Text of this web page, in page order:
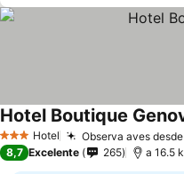
3 Estrellas
Hotel Observa aves
Hotel Boutique
8,7 Excelente 265 a 16.5